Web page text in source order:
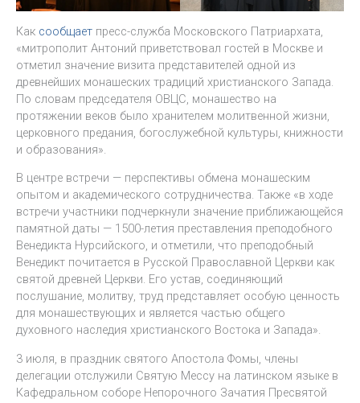
Как сообщает пресс-служба Московского Патриархата,
«митрополит Антоний приветствовал гостей в Москве и
отметил значение визита представителей одной из
древнейших монашеских традиций христианского Запада.
По словам председателя ОВЦС, монашество на
протяжении веков было хранителем молитвенной жизни,
церковного предания, богослужебной культуры, книжности
и образования».
В центре встречи — перспективы обмена монашеским
опытом и академического сотрудничества. Также «в ходе
встречи участники подчеркнули значение приближающейся
памятной даты — 1500-летия преставления преподобного
Венедикта Нурсийского, и отметили, что преподобный
Венедикт почитается в Русской Православной Церкви как
святой древней Церкви. Его устав, соединяющий
послушание, молитву, труд представляет особую ценность
для монашествующих и является частью общего
духовного наследия христианского Востока и Запада».
3 июля, в праздник святого Апостола Фомы, члены
делегации отслужили Святую Мессу на латинском языке в
Кафедральном соборе Непорочного Зачатия Пресвятой